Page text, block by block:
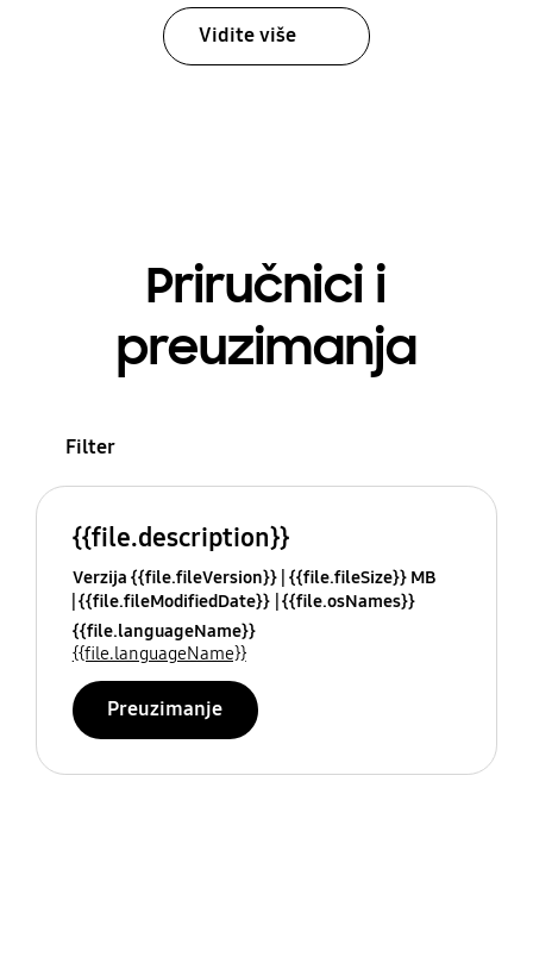
Vidite više
Priručnici i
preuzimanja
Filter
{{file.description}}
Verzija {{file.fileVersion}} {{file.fileSize}} MB
{{file.fileModifiedDate}} {{file.osNames}}
{{file.languageName}}
{{file.languageName}}
Preuzimanje